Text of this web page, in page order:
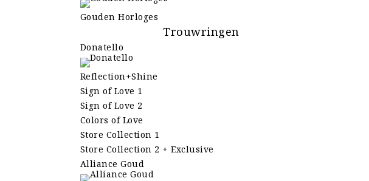
Gouden Horloges
Trouwringen
Donatello
Reflection+Shine
Sign of Love 1
Sign of Love 2
Colors of Love
Store Collection 1
Store Collection 2 + Exclusive
Alliance Goud